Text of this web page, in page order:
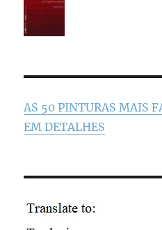
AS 50 PINTURAS MAIS
EM DETALHES